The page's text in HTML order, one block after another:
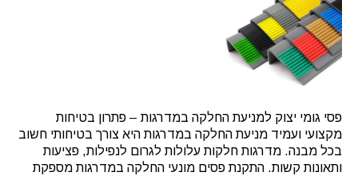
פסי גומי יצוק למניעת החלקה במדרגות – פתרון בטיחות
מקצועי ועמיד מניעת החלקה במדרגות היא צורך בטיחותי חשוב
בכל מבנה. מדרגות חלקות עלולות לגרום לנפילות, פציעות
ותאונות קשות. התקנת פסים מונעי החלקה במדרגות מספקת